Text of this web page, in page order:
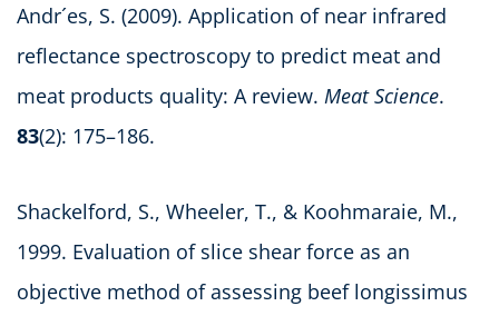
Andr´es, S. (2009). Application of near infrared
reflectance spectroscopy to predict meat and
meat products quality: A review. Meat Science.
83(2): 175–186.
Shackelford, S., Wheeler, T., & Koohmaraie, M.,
1999. Evaluation of slice shear force as an
objective method of assessing beef longissimus